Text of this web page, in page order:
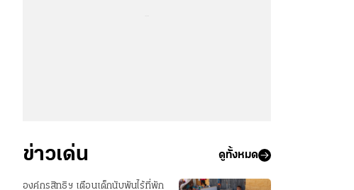
ข่าวเด่น ดูทั้งหมด
องค์กรสิทธิฯ เตือนเด็กนับพันไร้ที่พัก